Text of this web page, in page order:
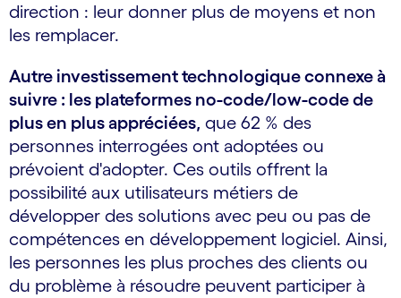
direction : leur donner plus de moyens et non
les remplacer.
Autre investissement technologique connexe à
suivre : les plateformes no-code/low-code de
plus en plus appréciées, que 62 % des
personnes interrogées ont adoptées ou
prévoient d'adopter. Ces outils offrent la
possibilité aux utilisateurs métiers de
développer des solutions avec peu ou pas de
compétences en développement logiciel. Ainsi,
les personnes les plus proches des clients ou
du problème à résoudre peuvent participer à